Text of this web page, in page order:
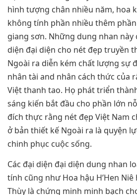
hình tượng chân nhiều năm, hoa
không tính phần nhiều thêm
giang sơn. Những dung nhan này
diện đại diện cho nét đẹp truyền
Ngoài ra diễn kém chất lượng sự
nhân tài and nhân cách thức của
Việt thanh tao. Họ phát triển
sáng kiến bắt đầu cho phần lớn
đích thực rằng nét đẹp Việt Nam
ở bản thiết kế Ngoài ra là quyện
chinh phục cuộc sống.
Các đại diện đại diện dung nhan
tính cũng như Hoa hậu H’Hen Niê
Thùy là chứng minh minh bạch